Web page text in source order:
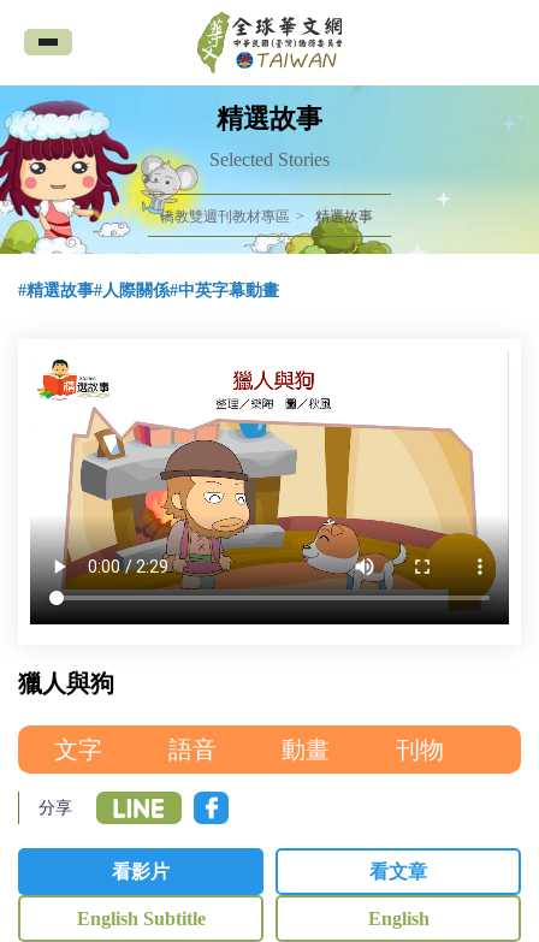
全
華
文
網
中
華
(臺
務
委
員
精選故事
Selected Stories
僑教雙週刊教材專區 精選故事
#精選故事#人際關係#中英字幕動畫
獵人與狗
文字 語音 動畫 刊物
分享
看影片 看文章
English Subtitle English